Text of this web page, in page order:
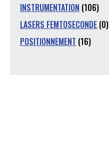
INSTRUMENTATION (106)
LASERS FEMTOSECONDE (0)
POSITIONNEMENT (16)